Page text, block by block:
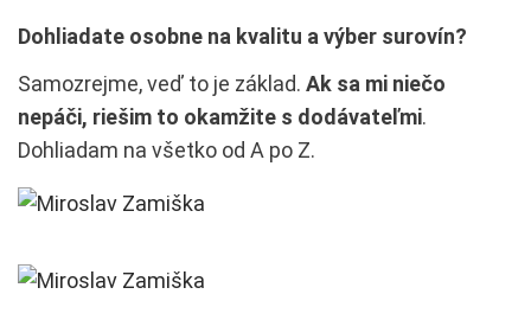
Dohliadate osobne na kvalitu a výber surovín?
Samozrejme, veď to je základ. Ak sa mi niečo
nepáči, riešim to okamžite s dodávateľmi.
Dohliadam na všetko od A po Z.